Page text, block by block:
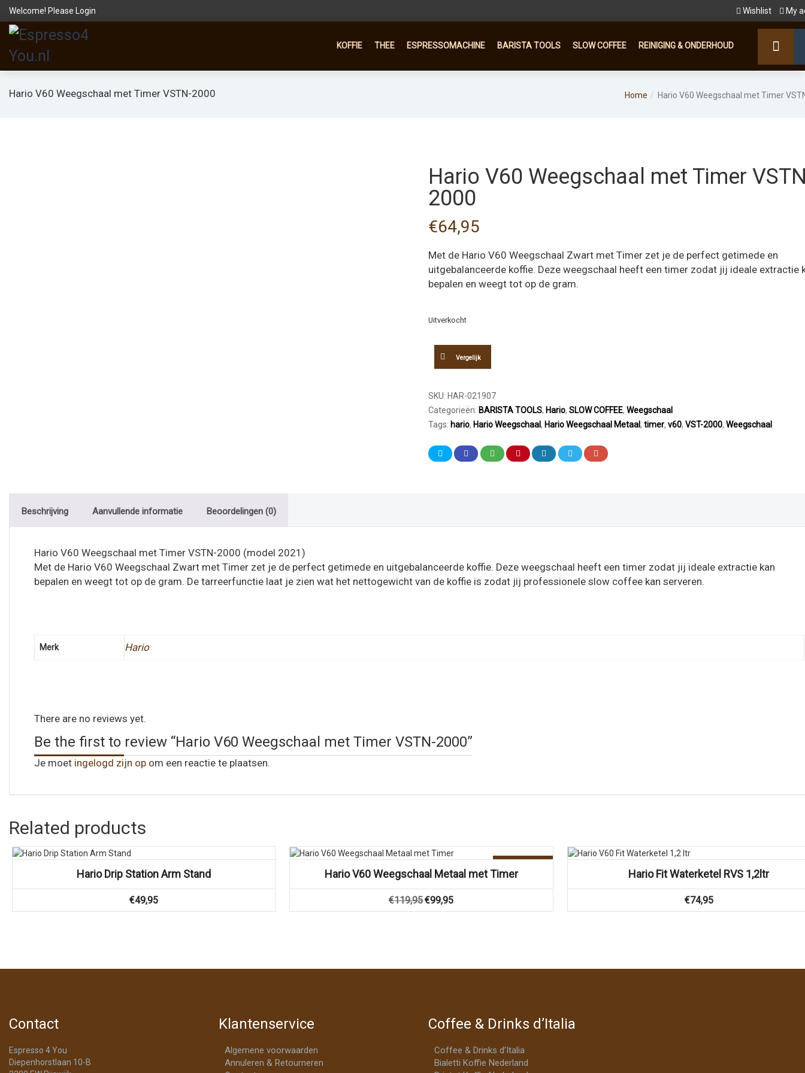
Welcome! Please Login Wishlist My
KOFFIE THEE ESPRESSOMACHINE BARISTA TOOLS SLOW COFFEE REINIGING & ONDERHOUD
Hario V60 Weegschaal met Timer VSTN-2000 Home Hario V60 Weegschaal met Timer
Hario V60 Weegschaal met Timer
2000
€64,95
Met de Hario V60 Weegschaal Zwart met Timer zet je de perfect getimede en
uitgebalanceerde koffie. Deze weegschaal heeft een timer zodat jij ideale extractie
bepalen en weegt tot op de gram.
Uitverkocht
Vergelijk
SKU: HAR-021907
Categorieën: BARISTA TOOLS, Hario, SLOW COFFEE, Weegschaal
Tags: hario, Hario Weegschaal, Hario Weegschaal Metaal, timer, v60, VST-2000, Weegschaal
Beschrijving Aanvullende informatie Beoordelingen (0)
Hario V60 Weegschaal met Timer VSTN-2000 (model 2021)
Met de Hario V60 Weegschaal Zwart met Timer zet je de perfect getimede en uitgebalanceerde koffie. Deze weegschaal heeft een timer zodat jij ideale extractie kan
bepalen en weegt tot op de gram. De tarreerfunctie laat je zien wat het nettogewicht van de koffie is zodat jij professionele slow coffee kan serveren.
Merk Hario
There are no reviews yet.
Be the first to review “Hario V60 Weegschaal met Timer VSTN-2000”
Je moet ingelogd zijn op om een reactie te plaatsen.
Related products
Hario Drip Station Arm Stand
€49,95
Vergelijk
Hario V60 Weegschaal Metaal met Timer
€119,95Oorspronkelijke
€99,95Huidige
Vergelijk
Hario Fit Waterketel RVS 1,2ltr
€74,95
Contact
Espresso 4 You
Diepenhorstlaan 10-B
Klantenservice
Algemene voorwaarden
Annuleren & Retourneren
Coffee & Drinks d’Italia
Coffee & Drinks d’Italia
Bialetti Koffie Nederland